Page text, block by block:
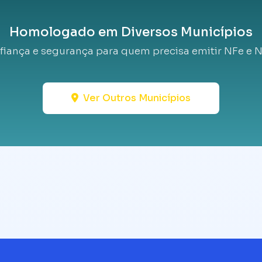
Homologado em Diversos Municípios
e segurança para quem precisa emitir NFe e
Ver Outros Municípios